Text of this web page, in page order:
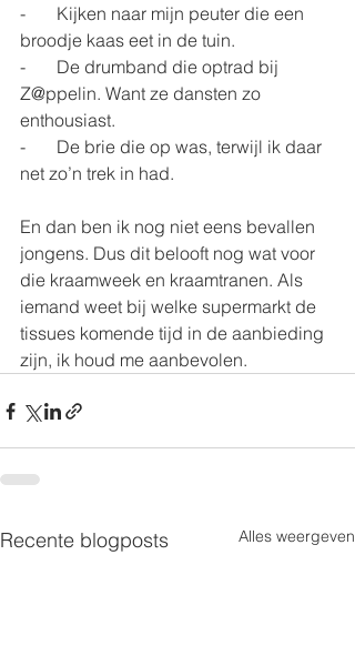
-       Kijken naar mijn peuter die een
broodje kaas eet in de tuin.
-       De drumband die optrad bij
Z@ppelin. Want ze dansten zo
enthousiast.
-       De brie die op was, terwijl ik daar
net zo’n trek in had.
En dan ben ik nog niet eens bevallen
jongens. Dus dit belooft nog wat voor
die kraamweek en kraamtranen. Als
iemand weet bij welke supermarkt de
tissues komende tijd in de aanbieding
zijn, ik houd me aanbevolen.
Recente blogposts Alles weergeven